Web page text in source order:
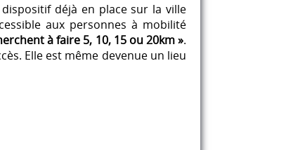
déjà en place sur la ville
aux personnes à mobilité
à faire 5, 10, 15 ou 20km ».
Elle est même devenue un lieu